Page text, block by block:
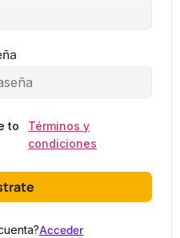
to
Términos y
condiciones
Acceder